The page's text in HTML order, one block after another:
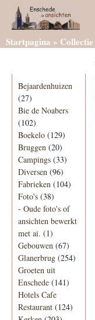
Startpagina » Collectie
Bejaardenhuizen
(27)
Bie de Noabers
(102)
Boekelo (129)
Bruggen (20)
Campings (33)
Diversen (96)
Fabrieken (104)
Foto's (38)
- Oude foto's of
ansichten bewerkt
met ai. (1)
Gebouwen (67)
Glanerbrug (254)
Groeten uit
Enschede (141)
Hotels Cafe
Restaurant (124)